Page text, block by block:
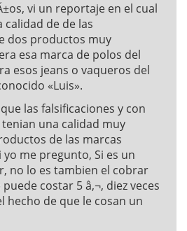
vi un reportaje en el cual
calidad de de las
dos productos muy
esa marca de polos del
esos jeans o vaqueros del
«Luis».
las falsificaciones y con
una calidad muy
de las marcas
me pregunto, Si es un
no lo es tambien el cobrar
costar 5 â‚¬, diez veces
hecho de que le cosan un